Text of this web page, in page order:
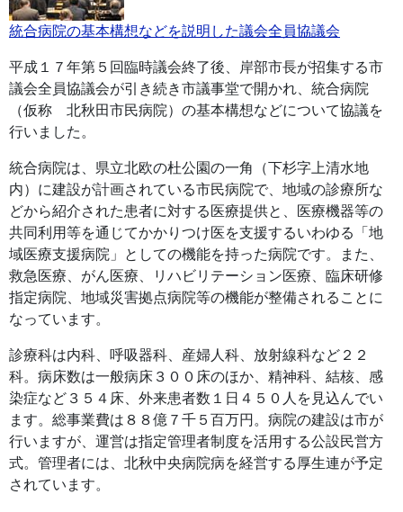
統合病院の基本構想などを説明した議会全員協議会
平成１７年第５回臨時議会終了後、岸部市長が招集する市
議会全員協議会が引き続き市議事堂で開かれ、統合病院
（仮称 北秋田市民病院）の基本構想などについて協議を
行いました。
統合病院は、県立北欧の杜公園の一角（下杉字上清水地
内）に建設が計画されている市民病院で、地域の診療所な
どから紹介された患者に対する医療提供と、医療機器等の
共同利用等を通じてかかりつけ医を支援するいわゆる「地
域医療支援病院」としての機能を持った病院です。また、
救急医療、がん医療、リハビリテーション医療、臨床研修
指定病院、地域災害拠点病院等の機能が整備されることに
なっています。
診療科は内科、呼吸器科、産婦人科、放射線科など２２
科。病床数は一般病床３００床のほか、精神科、結核、感
染症など３５４床、外来患者数１日４５０人を見込んでい
ます。総事業費は８８億７千５百万円。病院の建設は市が
行いますが、運営は指定管理者制度を活用する公設民営方
式。管理者には、北秋中央病院病を経営する厚生連が予定
されています。